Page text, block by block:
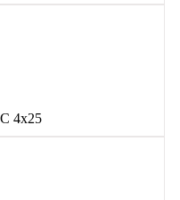
4x25